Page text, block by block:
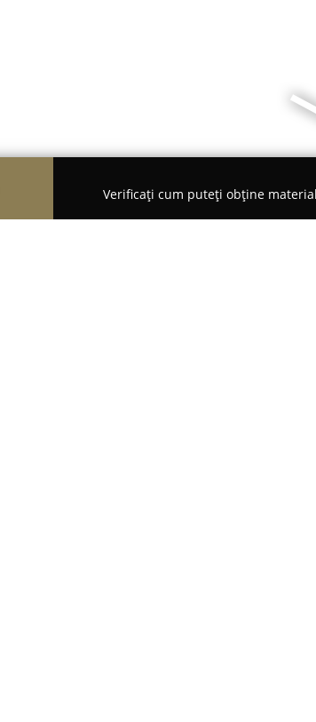
Verificați cum puteți obține